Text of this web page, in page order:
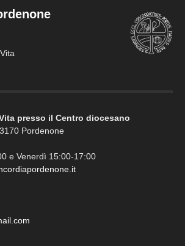
presso il Centro diocesano
Pordenone
e Venerdì 15:00-17:00